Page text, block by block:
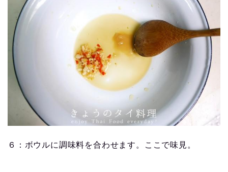
６：ボウルに調味料を合わせます。ここで味見。